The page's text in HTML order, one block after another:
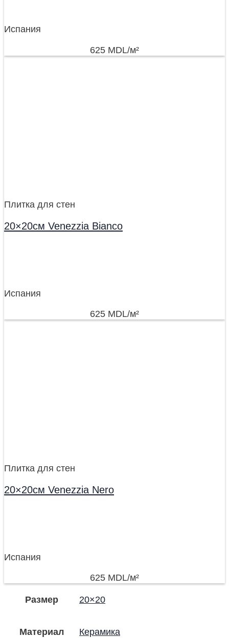
Испания
625 MDL/м²
Плитка для стен
20×20см Venezzia Bianco
Испания
625 MDL/м²
Плитка для стен
20×20см Venezzia Nero
Испания
625 MDL/м²
Размер 20×20
Материал Керамика